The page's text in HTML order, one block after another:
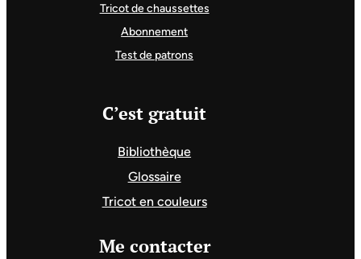
Tricot de chaussettes
Abonnement
Test de patrons
C’est gratuit
Bibliothèque
Glossaire
Tricot en couleurs
Me contacter